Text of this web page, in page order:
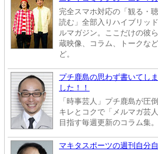
完全スマホ対応の「観る・聴
読む」全部入りハイブリッ
ルマガジン。ここだけの彼
蔵映像、コラム、トークな
ど。
プチ鹿島の思わず書いてし
した！！
「時事芸人」プチ鹿島が圧
キレとコクで「メルマガ芸
目指す毎週更新のコラム集。
マキタスポーツの週刊自分